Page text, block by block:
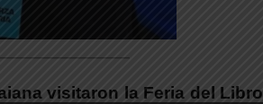
visitaron la Feria del Libro